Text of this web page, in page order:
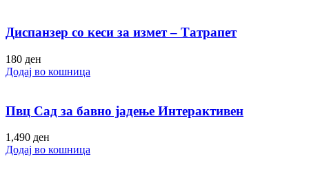
Диспанзер со кеси за измет – Татрапет
180 ден
Додај во кошница
Пвц Сад за бавно јадење Интерактивен
1,490 ден
Додај во кошница